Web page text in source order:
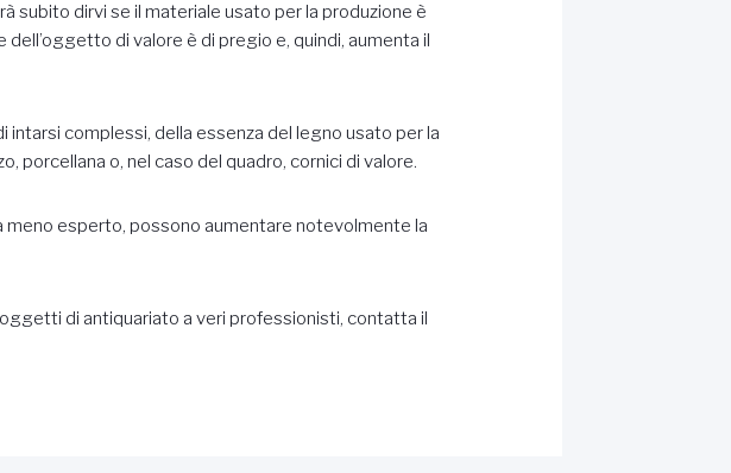
subito dirvi se il materiale usato per la produzione è
dell’oggetto di valore è di pregio e, quindi, aumenta il
complessi, della essenza del legno usato per la
porcellana o, nel caso del quadro, cornici di valore.
esperto, possono aumentare notevolmente la
di antiquariato a veri professionisti, contatta il